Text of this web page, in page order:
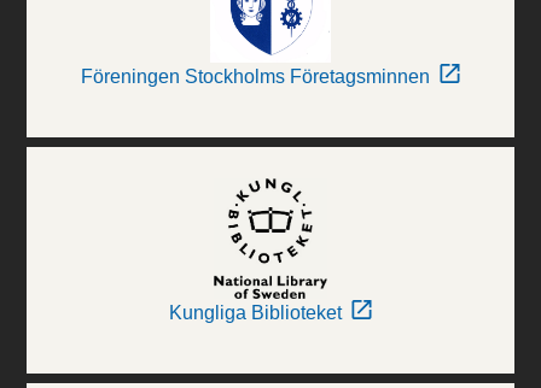
Föreningen Stockholms Företagsminnen
Kungliga Biblioteket